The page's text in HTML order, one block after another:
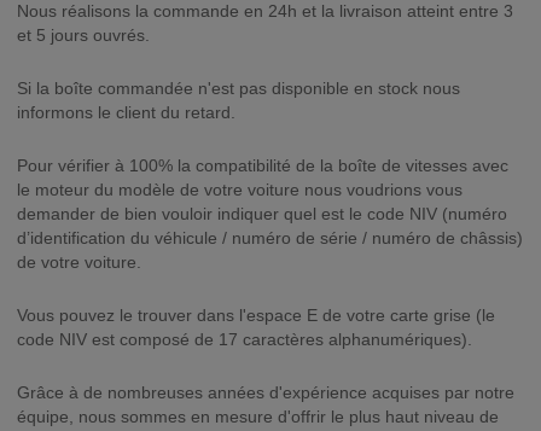
Nous réalisons la commande en 24h et la livraison atteint entre 3
et 5 jours ouvrés.
Si la boîte commandée n'est pas disponible en stock nous
informons le client du retard.
Pour vérifier à 100% la compatibilité de la boîte de vitesses avec
le moteur du modèle de votre voiture nous voudrions vous
demander de bien vouloir indiquer quel est le code NIV (numéro
d’identification du véhicule / numéro de série / numéro de châssis)
de votre voiture.
Vous pouvez le trouver dans l'espace E de votre carte grise (le
code NIV est composé de 17 caractères alphanumériques).
Grâce à de nombreuses années d'expérience acquises par notre
équipe, nous sommes en mesure d'offrir le plus haut niveau de